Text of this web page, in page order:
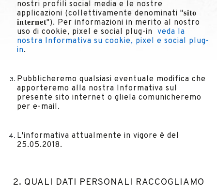
nostri profili social media e le nostre
applicazioni (collettivamente denominati "sito
internet"). Per informazioni in merito al nostro
uso di cookie, pixel e social plug-in veda la
nostra Informativa su cookie, pixel e social plug-
in.
Pubblicheremo qualsiasi eventuale modifica che
apporteremo alla nostra Informativa sul
presente sito internet o gliela comunicheremo
per e-mail.
L'informativa attualmente in vigore è del
25.05.2018.
2. QUALI DATI PERSONALI RACCOGLIAMO